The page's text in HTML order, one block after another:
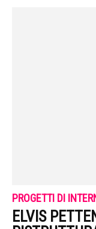
PROGETTI DI
ELVIS